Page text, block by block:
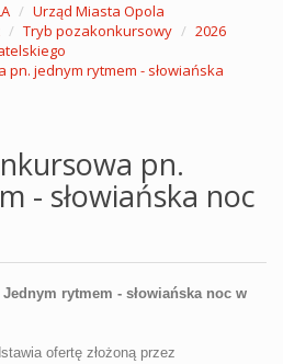
Urząd Miasta Opola
Tryb pozakonkursowy
2026
jednym rytmem - słowiańska
pn.
- słowiańska noc
Jednym rytmem - słowiańska noc w
ofertę złożoną przez